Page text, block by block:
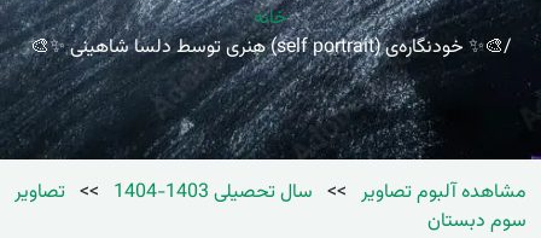
خانه
🎨✨ خودنگاره‌ی (self portrait) هنری توسط دلسا شاهینی ✨🎨
مشاهده آلبوم تصاویر >> سال تحصیلی 1403-1404 >> تصاویر
سوم دبستان